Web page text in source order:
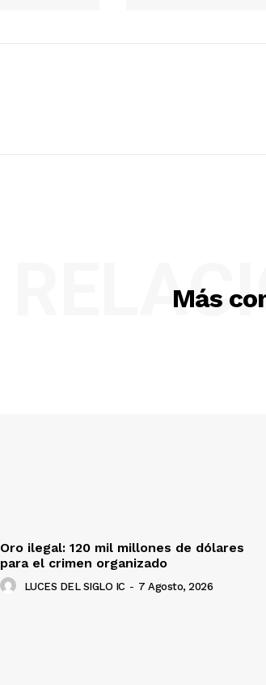
Más
Oro ilegal: 120 mil millones de dólares
para el crimen organizado
LUCES DEL SIGLO IC - 7 Agosto, 2026